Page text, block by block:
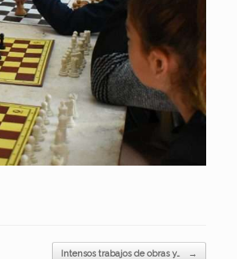
Intensos trabajos de obras y… →